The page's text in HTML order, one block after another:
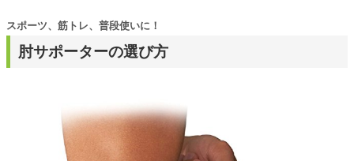
肘サポーターの選び方
スポーツ、筋トレ、普段使いに！